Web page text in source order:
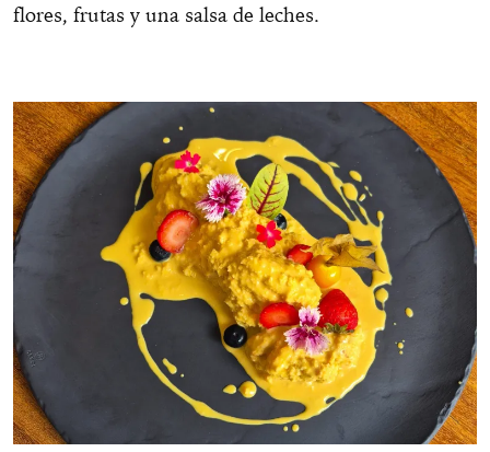
flores, frutas y una salsa de leches.